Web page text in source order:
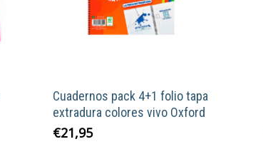
Cuadernos pack 4+1 folio tapa
extradura colores vivo Oxford
€21,95